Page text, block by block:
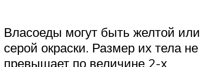
Власоеды могут быть желтой или
серой окраски. Размер их тела не
превышает по величине 2-х